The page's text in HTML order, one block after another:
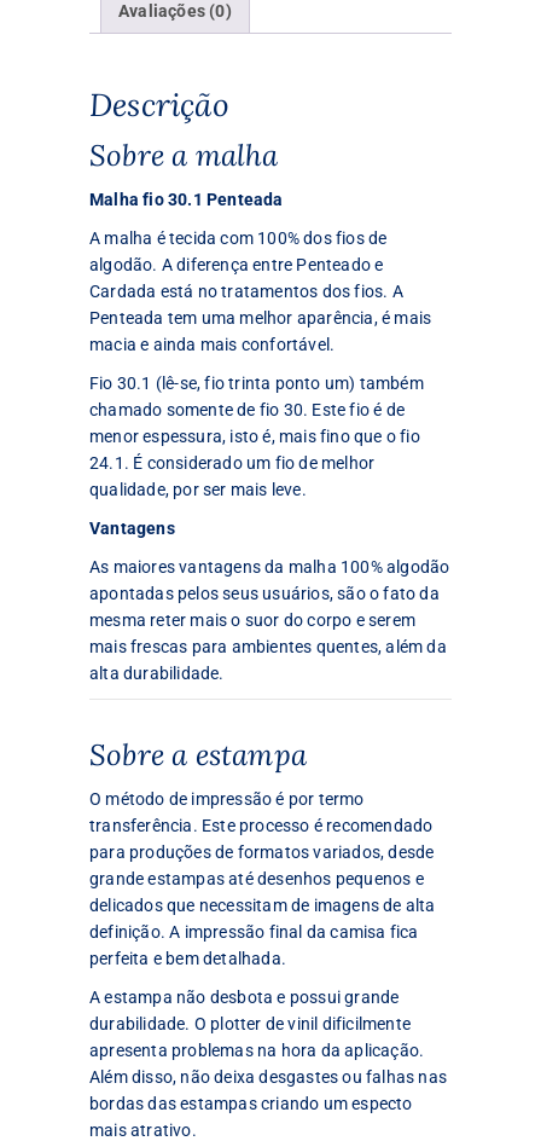
Avaliações (0)
Descrição
Sobre a malha
Malha fio 30.1 Penteada
A malha é tecida com 100% dos fios de
algodão. A diferença entre Penteado e
Cardada está no tratamentos dos fios. A
Penteada tem uma melhor aparência, é mais
macia e ainda mais confortável.
Fio 30.1 (lê-se, fio trinta ponto um) também
chamado somente de fio 30. Este fio é de
menor espessura, isto é, mais fino que o fio
24.1. É considerado um fio de melhor
qualidade, por ser mais leve.
Vantagens
As maiores vantagens da malha 100% algodão
apontadas pelos seus usuários, são o fato da
mesma reter mais o suor do corpo e serem
mais frescas para ambientes quentes, além da
alta durabilidade.
Sobre a estampa
O método de impressão é por termo
transferência. Este processo é recomendado
para produções de formatos variados, desde
grande estampas até desenhos pequenos e
delicados que necessitam de imagens de alta
definição. A impressão final da camisa fica
perfeita e bem detalhada.
A estampa não desbota e possui grande
durabilidade. O plotter de vinil dificilmente
apresenta problemas na hora da aplicação.
Além disso, não deixa desgastes ou falhas nas
bordas das estampas criando um especto
mais atrativo.